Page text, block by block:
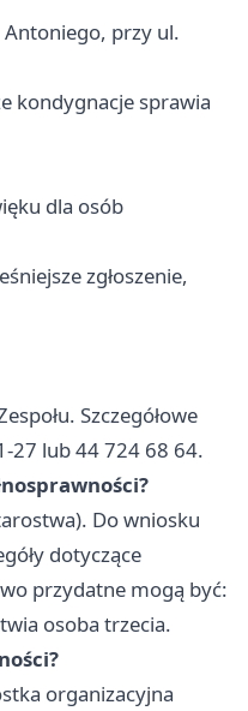
przy ul.
kondygnacje sprawia
dla osób
zgłoszenie,
Szczegółowe
27 lub 44 724 68 64.
Do wniosku
dotyczące
przydatne mogą być:
osoba trzecia.
organizacyjna